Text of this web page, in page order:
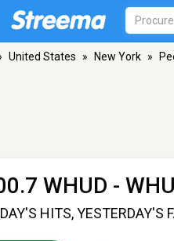
United States » New York »
WHUD -
HITS, YESTERDAY'S